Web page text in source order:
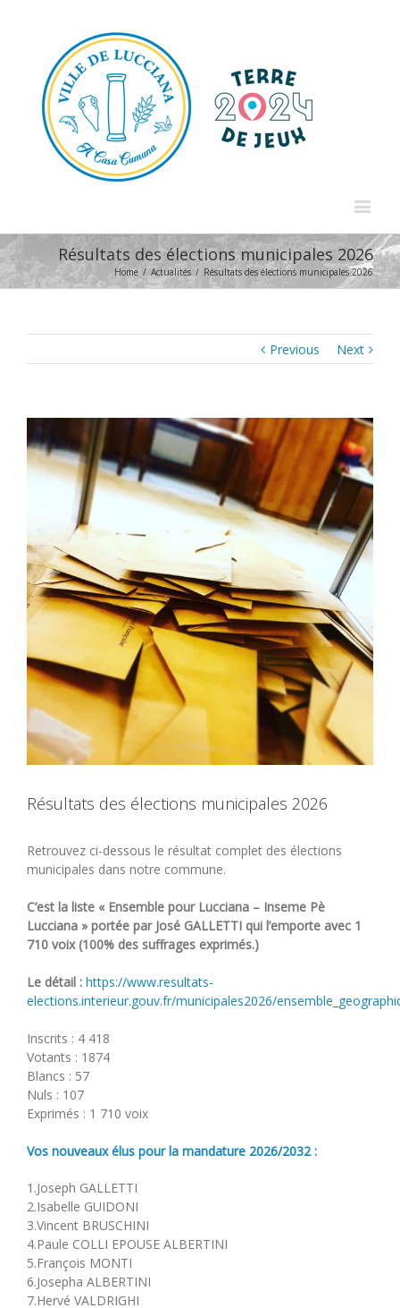
Résultats des élections municipales 2026
Home / Actualités / Résultats des élections municipales 2026
Previous Next
View
Larger
Image
Résultats des élections municipales 2026
Retrouvez ci-dessous le résultat complet des élections
municipales dans notre commune.
C’est la liste « Ensemble pour Lucciana – Inseme Pè
Lucciana » portée par José GALLETTI qui l’emporte avec 1
710 voix (100% des suffrages exprimés.)
Le détail : https://www.resultats-
elections.interieur.gouv.fr/municipales2026/
Inscrits : 4 418
Votants : 1874
Blancs : 57
Nuls : 107
Exprimés : 1 710 voix
Vos nouveaux élus pour la mandature 2026/2032 :
1.Joseph GALLETTI
2.Isabelle GUIDONI
3.Vincent BRUSCHINI
4.Paule COLLI EPOUSE ALBERTINI
5.François MONTI
6.Josepha ALBERTINI
7.Hervé VALDRIGHI